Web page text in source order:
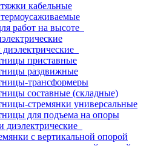
кабельные
работ на высоте
приставные
раздвижные
трансформеры
составные (складные)
стремянки универсальные
для подъема на опоры
диэлектрические
с вертикальной опорой